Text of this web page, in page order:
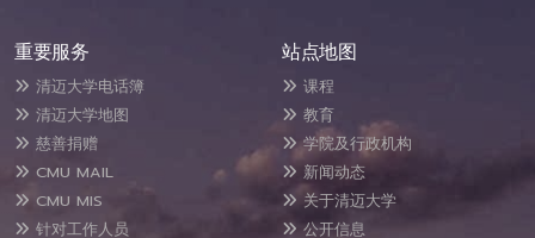
重要服务
清迈大学电话簿
清迈大学地图
慈善捐赠
CMU MAIL
CMU MIS
针对工作人员
站点地图
课程
教育
学院及行政机构
新闻动态
关于清迈大学
公开信息